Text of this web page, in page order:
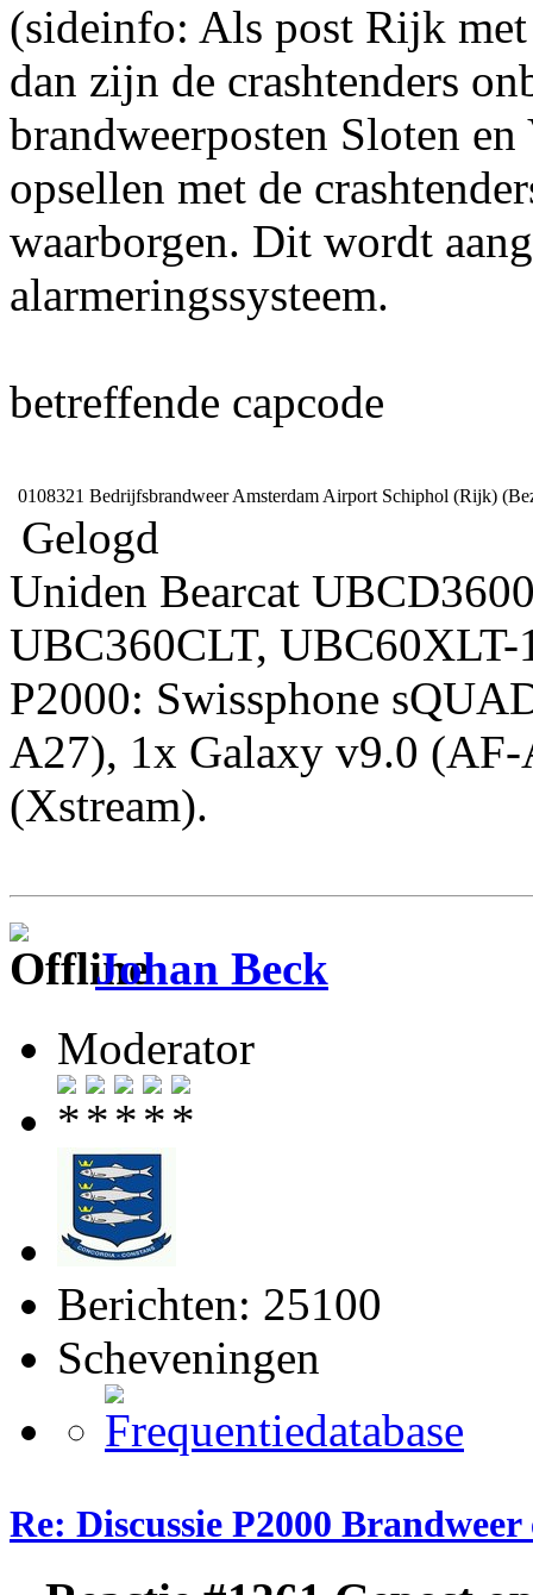
(sideinfo: Als post Rijk
dan zijn de crashtenders
brandweerposten Sloten
opsellen met de
waarborgen. Dit wordt
alarmeringssysteem.
betreffende capcode
0108321 Bedrijfsbrandweer Amsterdam Airport Schiphol (Rijk)
Gelogd
Uniden Bearcat
UBC360CLT,
P2000: Swissphone
A27), 1x Galaxy v9.0
(Xstream).
Johan Beck
Moderator
Berichten: 25100
Scheveningen
Re: Discussie P2000